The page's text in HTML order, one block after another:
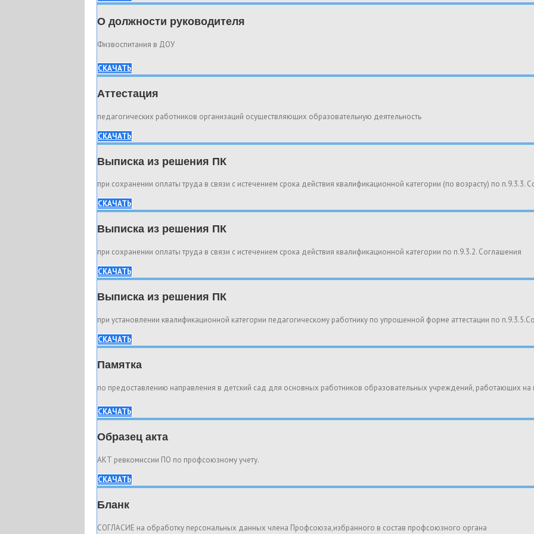
О должности руководителя
Физвоспитания в ДОУ
СКАЧАТЬ
Аттестация
педагогических работников организаций осуществляющих образовательную деятельность
СКАЧАТЬ
Выписка из решения ПК
при сохранении оплаты труда в связи с истечением срока действия квалификационной категории (по возрасту) по п.9.3.3.
СКАЧАТЬ
Выписка из решения ПК
при сохранении оплаты труда в связи с истечением срока действия квалификационной категории по п.9.3.2. Соглашения
СКАЧАТЬ
Выписка из решения ПК
при установлении квалификационной категории педагогическому работнику по упрощенной форме аттестации по
СКАЧАТЬ
Памятка
по предоставлению направления в детский сад для основных работников образовательных учреждений, работающих на
СКАЧАТЬ
Образец акта
АКТ ревкомиссии ПО по профсоюзному учету.
СКАЧАТЬ
Бланк
СОГЛАСИЕ на обработку персональных данных члена Профсоюза,избранного в состав профсоюзного органа